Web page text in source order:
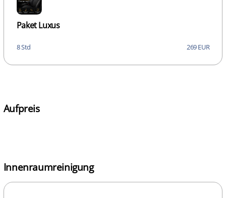
Paket Luxus
8 Std 269 EUR
Aufpreis
Innenraumreinigung